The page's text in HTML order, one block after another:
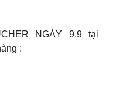
NGÀY 9.9 tại
: